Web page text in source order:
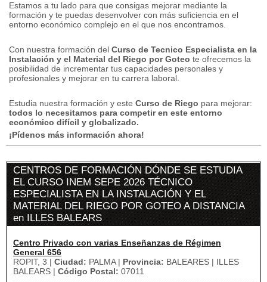
Estamos a tu lado para que consigas mejorar mediante la
formación y te puedas desenvolver con más suficiencia en el
entorno económico complejo en el que nos encontramos.
Con nuestra formación del Curso de Tecnico Especialista en la
Instalación y el Material del Riego por Goteo te ofrecemos la
posibilidad de incrementar tus capacidades personales y
profesionales y mejorar en tu carrera laboral.
Estudia nuestra formación y este Curso de Riego para mejorar:
todos lo necesitamos para competir en este entorno
económico difícil y globalizado.
¡Pídenos más información ahora!
CENTROS DE FORMACIÓN DÓNDE SE ESTUDIA
EL CURSO INEM SEPE 2026 TÉCNICO
ESPECIALISTA EN LA INSTALACIÓN Y EL
MATERIAL DEL RIEGO POR GOTEO A DISTANCIA
en ILLES BALEARS
Centro Privado con varias Enseñanzas de Régimen
General 656
ROPIT, 3 | Ciudad: PALMA | Provincia: BALEARES | ILLES
BALEARS | Código Postal: 07011